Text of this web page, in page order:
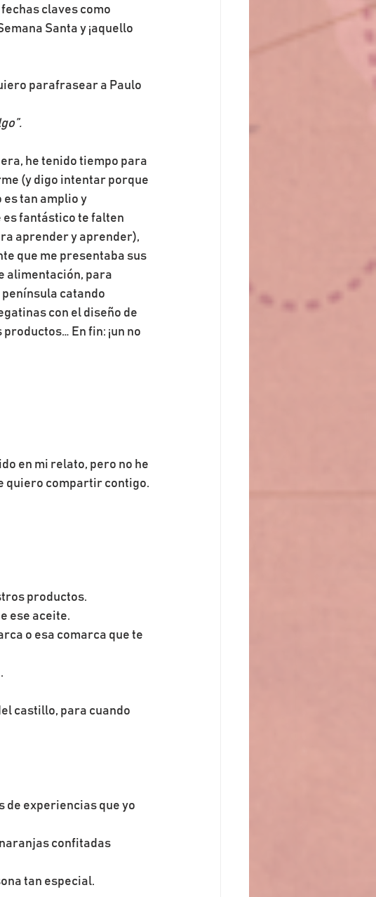
fechas claves como
Santa y ¡aquello
parafrasear a Paulo
he tenido tiempo para
(y digo intentar porque
es tan amplio y
es fantástico te falten
aprender y aprender),
que me presentaba sus
alimentación, para
catando
con el diseño de
En fin: ¡un no
en mi relato, pero no he
quiero compartir contigo.
productos.
ese aceite.
o esa comarca que te
castillo, para cuando
de experiencias que yo
confitadas
tan especial.